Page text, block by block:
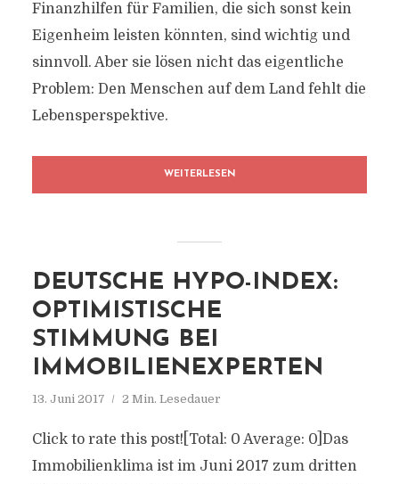
Finanzhilfen für Familien, die sich sonst kein
Eigenheim leisten könnten, sind wichtig und
sinnvoll. Aber sie lösen nicht das eigentliche
Problem: Den Menschen auf dem Land fehlt die
Lebensperspektive.
WEITERLESEN
DEUTSCHE HYPO-INDEX:
OPTIMISTISCHE
STIMMUNG BEI
IMMOBILIENEXPERTEN
13. Juni 2017 2 Min. Lesedauer
Click to rate this post![Total: 0 Average: 0]Das
Immobilienklima ist im Juni 2017 zum dritten